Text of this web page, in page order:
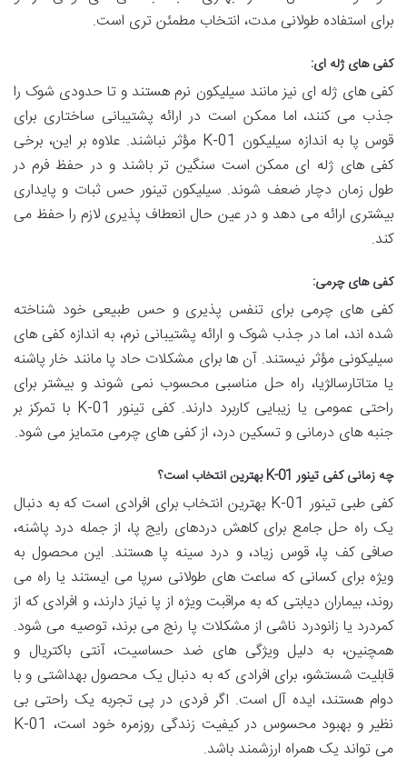
برای استفاده طولانی مدت، انتخاب مطمئن تری است.
کفی های ژله ای:
کفی های ژله ای نیز مانند سیلیکون نرم هستند و تا حدودی شوک را
جذب می کنند، اما ممکن است در ارائه پشتیبانی ساختاری برای
قوس پا به اندازه سیلیکون K-01 مؤثر نباشند. علاوه بر این، برخی
کفی های ژله ای ممکن است سنگین تر باشند و در حفظ فرم در
طول زمان دچار ضعف شوند. سیلیکون تینور حس ثبات و پایداری
بیشتری ارائه می دهد و در عین حال انعطاف پذیری لازم را حفظ می
کند.
کفی های چرمی:
کفی های چرمی برای تنفس پذیری و حس طبیعی خود شناخته
شده اند، اما در جذب شوک و ارائه پشتیبانی نرم، به اندازه کفی های
سیلیکونی مؤثر نیستند. آن ها برای مشکلات حاد پا مانند خار پاشنه
یا متاتارسالژیا، راه حل مناسبی محسوب نمی شوند و بیشتر برای
راحتی عمومی یا زیبایی کاربرد دارند. کفی تینور K-01 با تمرکز بر
جنبه های درمانی و تسکین درد، از کفی های چرمی متمایز می شود.
چه زمانی کفی تینور K-01 بهترین انتخاب است؟
کفی طبی تینور K-01 بهترین انتخاب برای افرادی است که به دنبال
یک راه حل جامع برای کاهش دردهای رایج پا، از جمله درد پاشنه،
صافی کف پا، قوس زیاد، و درد سینه پا هستند. این محصول به
ویژه برای کسانی که ساعت های طولانی سرپا می ایستند یا راه می
روند، بیماران دیابتی که به مراقبت ویژه از پا نیاز دارند، و افرادی که از
کمردرد یا زانودرد ناشی از مشکلات پا رنج می برند، توصیه می شود.
همچنین، به دلیل ویژگی های ضد حساسیت، آنتی باکتریال و
قابلیت شستشو، برای افرادی که به دنبال یک محصول بهداشتی و با
دوام هستند، ایده آل است. اگر فردی در پی تجربه یک راحتی بی
نظیر و بهبود محسوس در کیفیت زندگی روزمره خود است، K-01
می تواند یک همراه ارزشمند باشد.